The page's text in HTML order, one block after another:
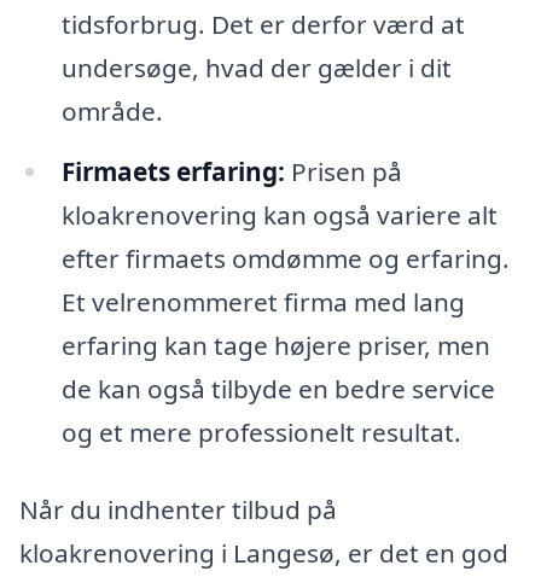
tidsforbrug. Det er derfor værd at
undersøge, hvad der gælder i dit
område.
Firmaets erfaring: Prisen på
kloakrenovering kan også variere alt
efter firmaets omdømme og erfaring.
Et velrenommeret firma med lang
erfaring kan tage højere priser, men
de kan også tilbyde en bedre service
og et mere professionelt resultat.
Når du indhenter tilbud på
kloakrenovering i Langesø, er det en god